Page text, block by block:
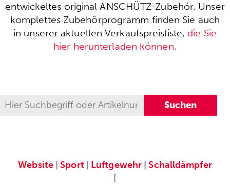
entwickeltes original ANSCHÜTZ-Zubehör. Unser
komplettes Zubehörprogramm finden Sie auch
in unserer aktuellen Verkaufspreisliste, die Sie
hier herunterladen können.
Website|Sport| Luftgewehr |Schalldämpfer